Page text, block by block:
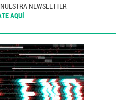
NEWSLETTER
AQUÍ